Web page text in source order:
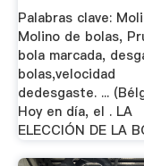
Water .
Palabras clave:
Molino de bolas,
bola marcada,
bolas,velocidad
dedesgaste. ...
Hoy en día, el . LA
ELECCIÓN DE LA